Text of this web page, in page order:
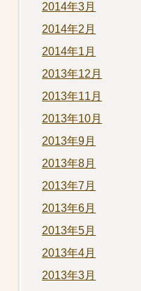
2014年3月
2014年2月
2014年1月
2013年12月
2013年11月
2013年10月
2013年9月
2013年8月
2013年7月
2013年6月
2013年5月
2013年4月
2013年3月